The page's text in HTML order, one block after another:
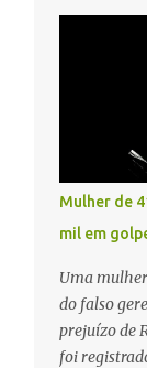
A cidade
apenas do
diversas
gestão
(SUS). Nos
tem
Entretanto,
Mulher de
mil em
Uma
do falso
prejuízo de
foi